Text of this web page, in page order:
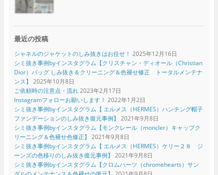
最近の投稿
シャネルのジャケットのしみ抜きはお任せ！ 2025年12月16日
シミ抜き事例byインスタグラム【クリスチャン・ディオール（Christian
Dior）バッグ しみ抜き＆クリーニング＆色褪せ修正 トータルメンテナ
ンス】 2025年10月8日
ご依頼時の注意点・流れ 2023年2月17日
Instagramフォローお願いします！ 2022年1月2日
シミ抜き事例byインスタグラム【 エルメス（HERMES）ハンチング帽子
ファンデーションのしみ抜き復元事例】 2021年9月8日
シミ抜き事例byインスタグラム【モンクレール（moncler）キャップク
リーニング＆色褪せ色修正】 2021年9月8日
シミ抜き事例byインスタグラム【 エルメス（HERMES）ケリー２８ ジ
ーンズの色移りのしみ抜き復元事例】 2021年9月8日
シミ抜き事例byインスタグラム【クロムハーツ（chromehearts）サン